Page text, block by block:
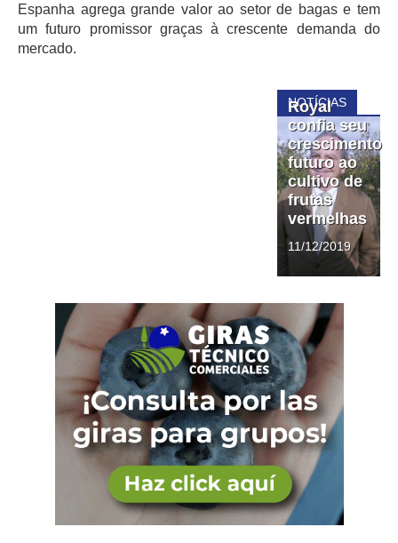
Espanha agrega grande valor ao setor de bagas e tem
um futuro promissor graças à crescente demanda do
mercado.
NOTÍCIAS
Royal
confia seu
crescimento
futuro ao
cultivo de
frutas
vermelhas
11/12/2019